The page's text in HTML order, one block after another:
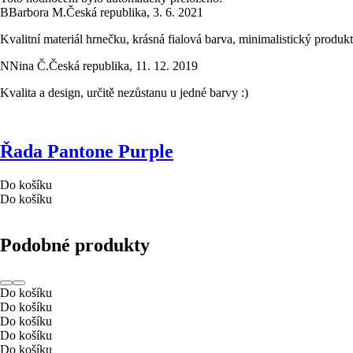
BBarbora M.Česká republika, 3. 6. 2021
Kvalitní materiál hrnečku, krásná fialová barva, minimalistický
NNina Č.Česká republika, 11. 12. 2019
Kvalita a design, určitě nezůstanu u jedné barvy :)
Řada Pantone Purple
Do košíku
Do košíku
Podobné produkty
Do košíku
Do košíku
Do košíku
Do košíku
Do košíku